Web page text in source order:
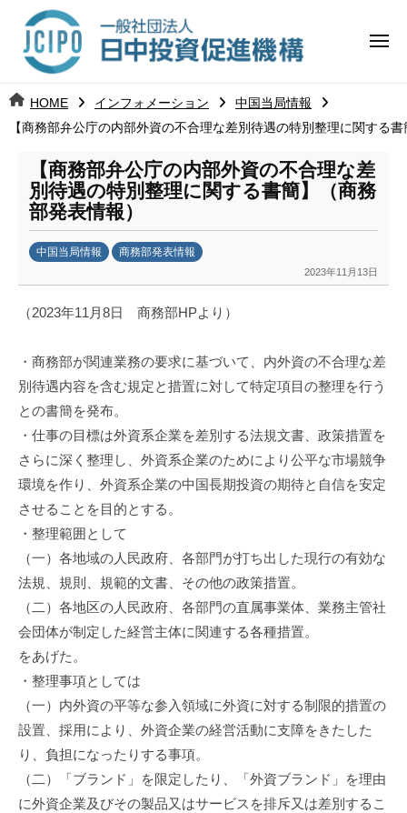
ツ 日
中
投
資
促
進
構
j
c
メ
HOME インフォメーション
中国当局情報
【商務部弁公庁の内部外資の不合理な差別待遇の特別整理に関する
【商務部弁公庁の内部外資の不合理な差
別待遇の特別整理に関する書簡】（商務
部発表情報）
中国当局情報 商務部発表情報
2023年11月13日
日
投
資
促
進
構
(
j
c
i
p
o
)
（2023年11月8日 商務部HPより）
・商務部が関連業務の要求に基づいて、内外資の不合理な差
別待遇内容を含む規定と措置に対して特定項目の整理を行う
との書簡を発布。
・仕事の目標は外資系企業を差別する法規文書、政策措置を
さらに深く整理し、外資系企業のためにより公平な市場競争
環境を作り、外資系企業の中国長期投資の期待と自信を安定
させることを目的とする。
・整理範囲として
（一）各地域の人民政府、各部門が打ち出した現行の有効な
法規、規則、規範的文書、その他の政策措置。
（二）各地区の人民政府、各部門の直属事業体、業務主管社
会団体が制定した経営主体に関連する各種措置。
をあげた。
・整理事項としては
（一）内外資の平等な参入領域に外資に対する制限的措置の
設置、採用により、外資企業の経営活動に支障をきたした
り、負担になったりする事項。
（二）「ブランド」を限定したり、「外資ブランド」を理由
に外資企業及びその製品又はサービスを排斥又は差別するこ
日
中
資
進
機
構